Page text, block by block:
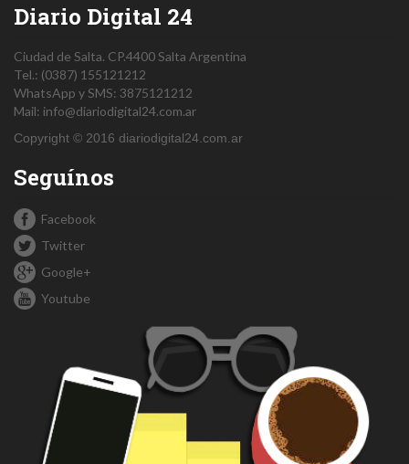
Diario Digital 24
Ciudad de Salta. CP.4400Salta Argentina
Tel.: (0387) 155121212
WhatsApp y SMS: 3875121212
Mail: info@diariodigital24.com.ar
Copyright © 2016 diariodigital24.com.ar
Seguínos
Facebook
Twitter
Google+
Youtube